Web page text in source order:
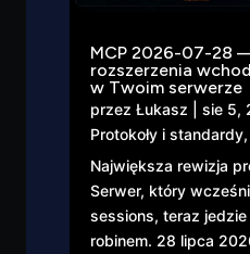
MCP 2026-07-28
rozszerzenia
w Twoim serwerze
przez Łukasz sie 5,
Protokoły i standardy,
Największa rewizja
Serwer, który
sessions, teraz
robinem. 28 lipca